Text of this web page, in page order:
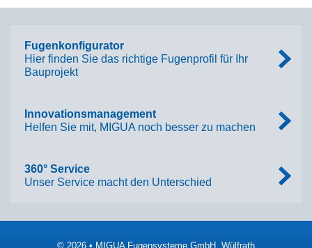
Fugenkonfigurator
Hier finden Sie das richtige Fugenprofil für Ihr
Bauprojekt
Innovationsmanagement
Helfen Sie mit, MIGUA noch besser zu machen
360° Service
Unser Service macht den Unterschied
© 2026 • MIGUA Fugensysteme GmbH, Wülfrath